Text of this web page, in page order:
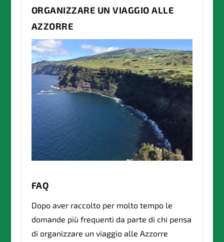
ORGANIZZARE UN VIAGGIO ALLE
AZZORRE
FAQ
Dopo aver raccolto per molto tempo le
domande più frequenti da parte di chi pensa
di organizzare un viaggio alle Azzorre